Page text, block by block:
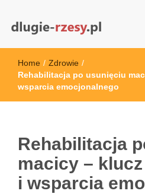
dlugie-rzesy.pl
Home / Zdrowie /
Rehabilitacja po usunięciu
wsparcia emocjonalnego
Rehabilitacja
macicy –
i wsparcia